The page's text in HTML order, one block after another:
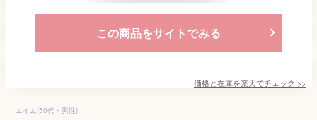
この商品をサイトでみる
価格と在庫を楽天でチェック >>
エイム(50代・男性)